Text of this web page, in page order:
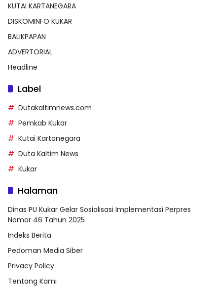
KUTAI KARTANEGARA
DISKOMINFO KUKAR
BALIKPAPAN
ADVERTORIAL
Headline
Label
Dutakaltimnews.com
Pemkab Kukar
Kutai Kartanegara
Duta Kaltim News
Kukar
Halaman
Dinas PU Kukar Gelar Sosialisasi Implementasi Perpres
Nomor 46 Tahun 2025
Indeks Berita
Pedoman Media Siber
Privacy Policy
Tentang Kami